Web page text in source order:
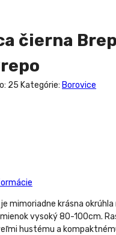
čierna
25 Kategórie: Borovice
mimoriadne krásna
vysoký 80-100cm.
hustému a